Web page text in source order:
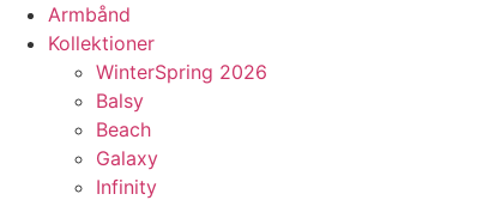
Armbånd
Kollektioner
WinterSpring 2026
Balsy
Beach
Galaxy
Infinity